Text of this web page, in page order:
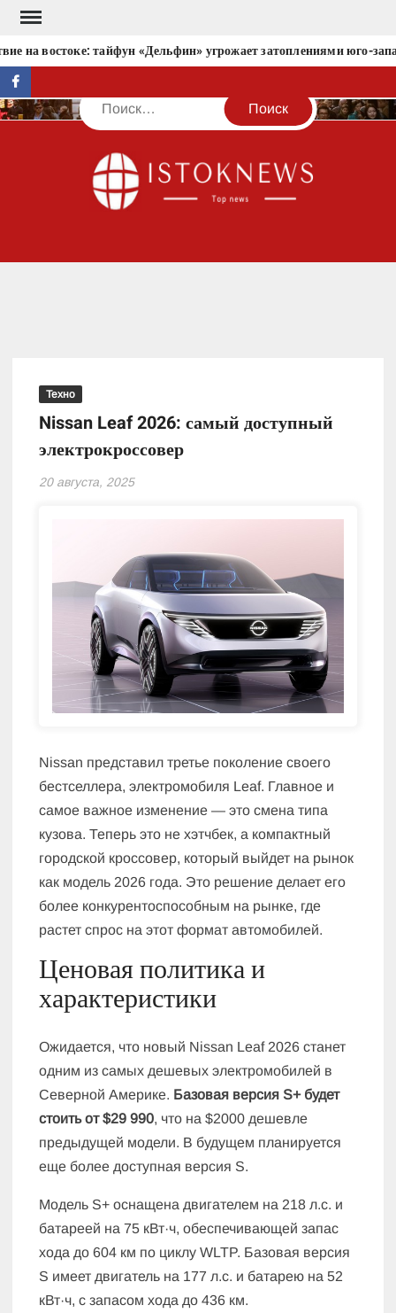
Перейти
содержимому
на востоке: тайфун «Дельфин» угрожает затоплениями юго-
facebook
Поиск
Техно
Nissan Leaf 2026: самый доступный
электрокроссовер
20 августа, 2025
Nissan представил третье поколение своего
бестселлера, электромобиля Leaf. Главное и
самое важное изменение — это смена типа
кузова. Теперь это не хэтчбек, а компактный
городской кроссовер, который выйдет на рынок
как модель 2026 года. Это решение делает его
более конкурентоспособным на рынке, где
растет спрос на этот формат автомобилей.
Ценовая политика и
характеристики
Ожидается, что новый Nissan Leaf 2026 станет
одним из самых дешевых электромобилей в
Северной Америке. Базовая версия S+ будет
стоить от $29 990, что на $2000 дешевле
предыдущей модели. В будущем планируется
еще более доступная версия S.
Модель S+ оснащена двигателем на 218 л.с. и
батареей на 75 кВт·ч, обеспечивающей запас
хода до 604 км по циклу WLTP. Базовая версия
S имеет двигатель на 177 л.с. и батарею на 52
кВт·ч, с запасом хода до 436 км.